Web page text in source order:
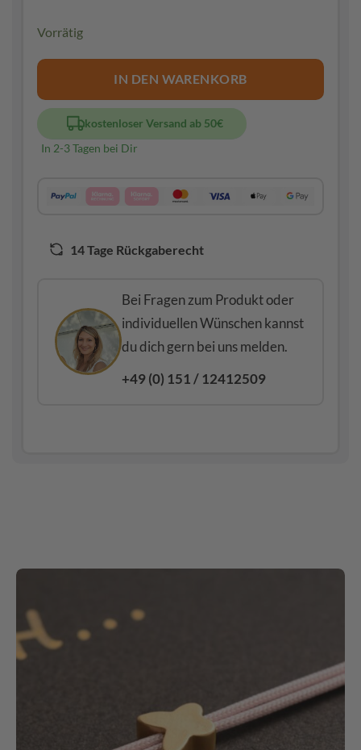
Vorrätig
IN DEN WARENKORB
kostenloser Versand ab 50€
In 2-3 Tagen bei Dir
14 Tage Rückgaberecht
Bei Fragen zum Produkt oder
individuellen Wünschen kannst
du dich gern bei uns melden.
+49 (0) 151 / 12412509